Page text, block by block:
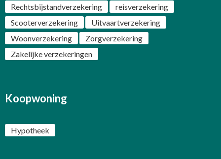
Rechtsbijstandverzekering
reisverzekering
Scooterverzekering
Uitvaartverzekering
Woonverzekering
Zorgverzekering
Zakelijke verzekeringen
Koopwoning
Hypotheek